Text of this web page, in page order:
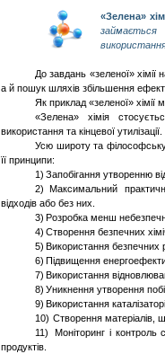
«Зелена»
займається
До завдань «зеленої»
а й пошук шляхів збільшення
Як приклад «зеленої» хімії
«Зелена» хімія
використання та кінцевої
Усю широту та філософську
її принципи:
1) Запобігання утворенню
2)
Максимальний
відходів або без них.
3) Розробка менш
4) Створення безпечних
5) Використання безпечних
6) Підвищення
7) Використання
8) Уникнення утворення
9) Використання
10) Створення матеріалів,
11)
Моніторинг і контроль
продуктів.